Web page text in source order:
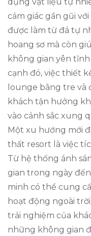
cảm giác gần gũi
được làm từ đá tự
hoang sơ mà còn
không gian yên
cạnh đó, việc thiết
lounge bằng tre và
khách tận hưởng
vào cảnh sắc xung
Một xu hướng mới
thất resort là việc
Từ hệ thống ánh
gian trong ngày
minh có thể cung
hoạt động ngoài
trải nghiệm của
những không gian